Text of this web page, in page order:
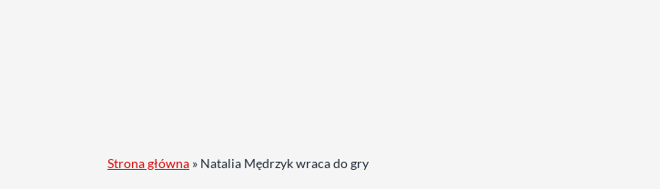
Strona główna » Natalia Mędrzyk wraca do gry